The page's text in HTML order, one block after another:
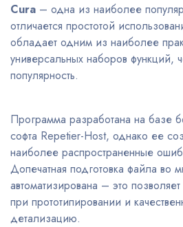
Cura – одна из наиболее
отличается простотой
обладает одним из наиболее
универсальных наборов функций,
популярность.
Программа разработана на базе
софта Repetier-Host, однако ее
наиболее распространенные
Допечатная подготовка файла во
автоматизирована – это
при прототипировании и
детализацию.